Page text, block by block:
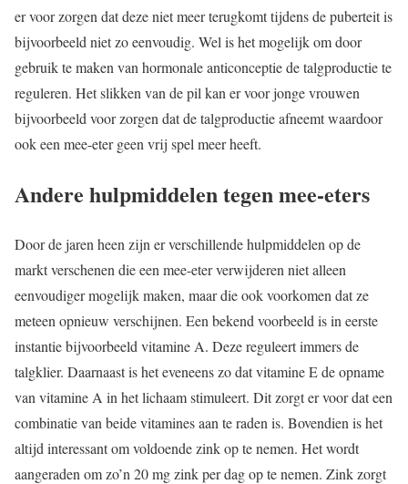
er voor zorgen dat deze niet meer terugkomt tijdens de puberteit is
bijvoorbeeld niet zo eenvoudig. Wel is het mogelijk om door
gebruik te maken van hormonale anticonceptie de talgproductie te
reguleren. Het slikken van de pil kan er voor jonge vrouwen
bijvoorbeeld voor zorgen dat de talgproductie afneemt waardoor
ook een mee-eter geen vrij spel meer heeft.
Andere hulpmiddelen tegen mee-eters
Door de jaren heen zijn er verschillende hulpmiddelen op de
markt verschenen die een mee-eter verwijderen niet alleen
eenvoudiger mogelijk maken, maar die ook voorkomen dat ze
meteen opnieuw verschijnen. Een bekend voorbeeld is in eerste
instantie bijvoorbeeld vitamine A. Deze reguleert immers de
talgklier. Daarnaast is het eveneens zo dat vitamine E de opname
van vitamine A in het lichaam stimuleert. Dit zorgt er voor dat een
combinatie van beide vitamines aan te raden is. Bovendien is het
altijd interessant om voldoende zink op te nemen. Het wordt
aangeraden om zo’n 20 mg zink per dag op te nemen. Zink zorgt